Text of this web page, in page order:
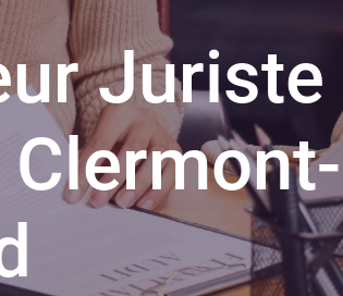
Juriste